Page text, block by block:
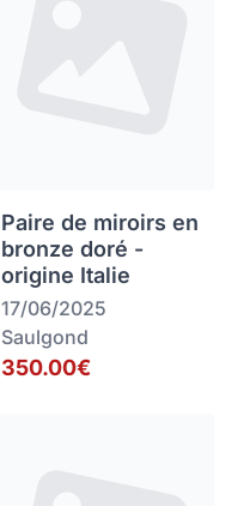
Paire de miroirs en
bronze doré -
origine Italie
17/06/2025
Saulgond
350.00€